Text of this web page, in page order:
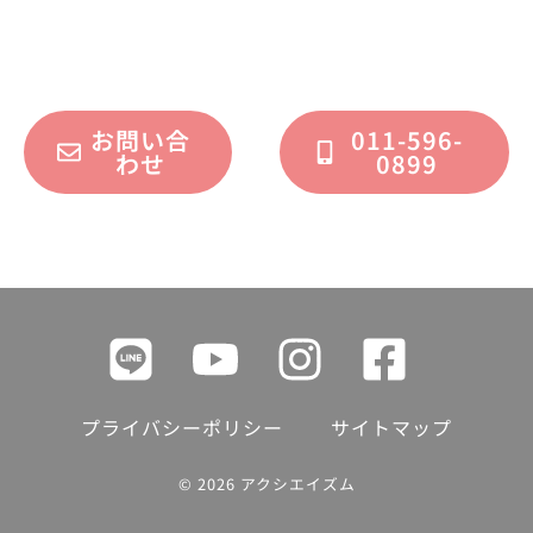
お問い合
わせ
011-596-
0899
プライバシーポリシー サイトマップ
© 2026 アクシエイズム